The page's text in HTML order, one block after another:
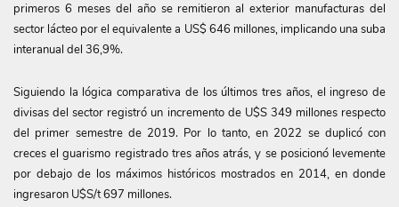
primeros 6 meses del año se remitieron al exterior manufacturas del
sector lácteo por el equivalente a US$ 646 millones, implicando una suba
interanual del 36,9%.
Siguiendo la lógica comparativa de los últimos tres años, el ingreso de
divisas del sector registró un incremento de U$S 349 millones respecto
del primer semestre de 2019. Por lo tanto, en 2022 se duplicó con
creces el guarismo registrado tres años atrás, y se posicionó levemente
por debajo de los máximos históricos mostrados en 2014, en donde
ingresaron U$S/t 697 millones.